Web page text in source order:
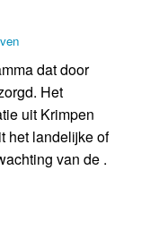
dat door
Het
uit Krimpen
het landelijke of
van de .